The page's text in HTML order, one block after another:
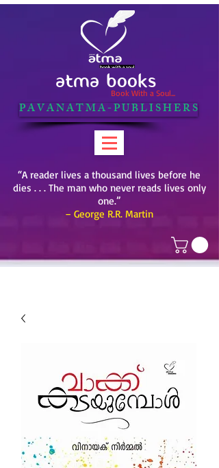
P A V A N A T M A - P U B L I S H E R S
“A reader lives a thousand lives before he
dies . . . The man who never reads lives only
one.”
– George R.R. Martin
ATMA BOOKS
Book With a Soul...